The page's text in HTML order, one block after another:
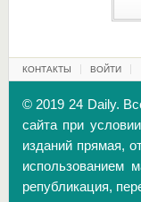
КОНТАКТЫ ВОЙТИ
© 2019 24 Daily.
сайта при
изданий прямая,
использованием
републикация,